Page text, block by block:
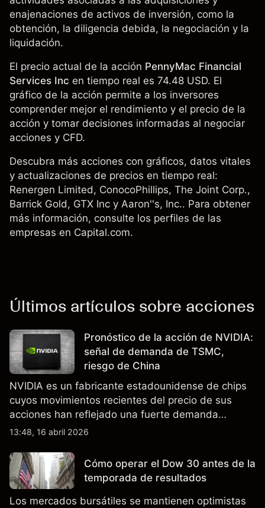
enajenaciones de activos de inversión, como la
obtención, la diligencia debida, la negociación y la
liquidación.
El precio actual de la acción PennyMac Financial
Services Inc en tiempo real es 74.48 USD. El
gráfico de la acción permite a los inversores
comprender mejor el rendimiento y el precio de la
acción y tomar decisiones informadas al negociar
acciones y CFD.
Descubra más acciones con gráficos, datos vitales
y actualizaciones de precios en tiempo real:
Renergen Limited, ConocoPhillips, The Joint Corp.,
Barrick Gold, GTX Inc y Aaron''s, Inc.. Para obtener
más información, consulte los perfiles de las
empresas en Capital.com.
Últimos artículos sobre acciones
Pronóstico de la acción de NVIDIA:
señal de demanda de TSMC,
riesgo de China
NVIDIA es un fabricante estadounidense de chips
cuyos movimientos recientes del precio de sus
acciones han reflejado una fuerte demanda
relacionada con la IA, ingresos trimestrales récord
de exportación de EE.UU. que afectan las ventas
en China.
13:48, 16 abril 2026
Cómo operar el Dow 30 antes de la
temporada de resultados
Los mercados bursátiles se mantienen optimistas